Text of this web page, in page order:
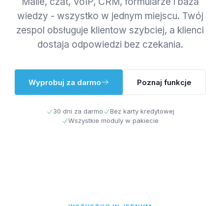
wiedzy - wszystko w jednym miejscu. Twój
zespol obsługuje klientow szybciej, a klienci
dostaja odpowiedzi bez czekania.
Wyprobuj za darmo Poznaj funkcje
30 dni za darmo
Bez karty kredytowej
Wszystkie moduly w pakiecie